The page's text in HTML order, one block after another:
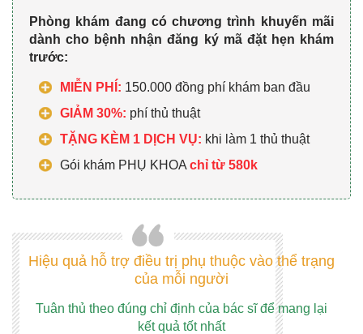
Phòng khám đang có chương trình khuyến mãi
dành cho bệnh nhận đăng ký mã đặt hẹn khám
trước:
MIỄN PHÍ: 150.000 đồng phí khám ban đầu
GIẢM 30%: phí thủ thuật
TẶNG KÈM 1 DỊCH VỤ: khi làm 1 thủ thuật
Gói khám PHỤ KHOA chỉ từ 580k
Hiệu quả hỗ trợ điều trị phụ thuộc vào thể trạng
của mỗi người
Tuân thủ theo đúng chỉ định của bác sĩ để mang lại
kết quả tốt nhất